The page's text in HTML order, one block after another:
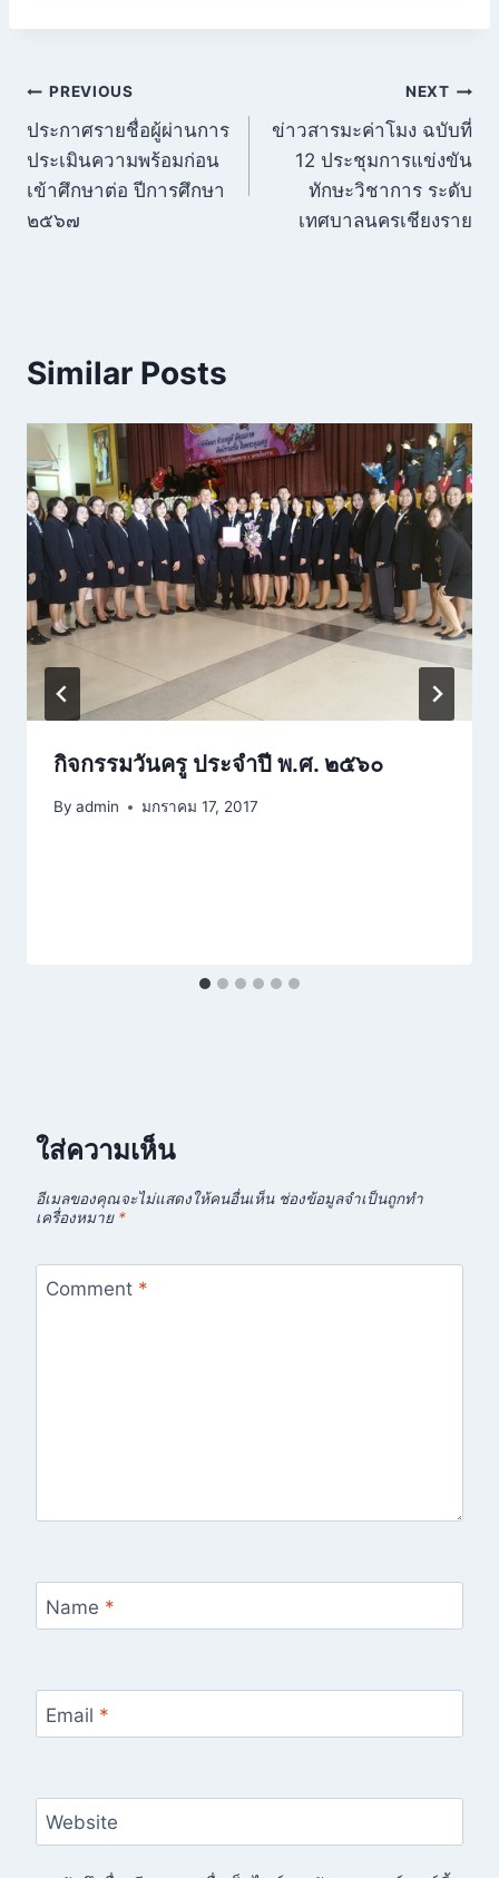
PREVIOUS
ประกาศรายชื่อผู้ผ่านการ
ประเมินความพร้อมก่อน
เข้าศึกษาต่อ ปีการศึกษา
๒๕๖๗
NEXT
ข่าวสารมะค่าโมง ฉบับที่
12 ประชุมการแข่งขัน
ทักษะวิชาการ ระดับ
เทศบาลนครเชียงราย
Similar Posts
กิจกรรมวันครู ประจำปี พ.ศ. ๒๕๖๐
By admin มกราคม 17, 2017
ใส่ความเห็น
อีเมลของคุณจะไม่แสดงให้คนอื่นเห็น ช่องข้อมูลจำเป็นถูกทำ
เครื่องหมาย *
Comment *
Name *
Email *
Website